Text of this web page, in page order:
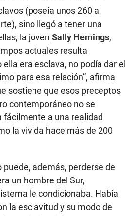
(poseía unos 260 al
sino llegó a tener una
la joven Sally Hemings,
actuales resulta
ella era esclava, no podía dar el
para esa relación”, afirma
sostiene que esos preceptos
contemporáneo no se
fácilmente a una realidad
la vivida hace más de 200
puede, además, perderse de
un hombre del Sur,
le condicionaba. Había
la esclavitud y su modo de